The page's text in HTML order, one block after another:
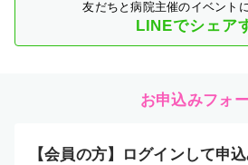
友だちと病院主催のイベント
LINEでシェア
お申込みフォ
【会員の方】ログインして申